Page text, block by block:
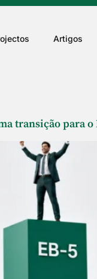
Artigos
transição para o